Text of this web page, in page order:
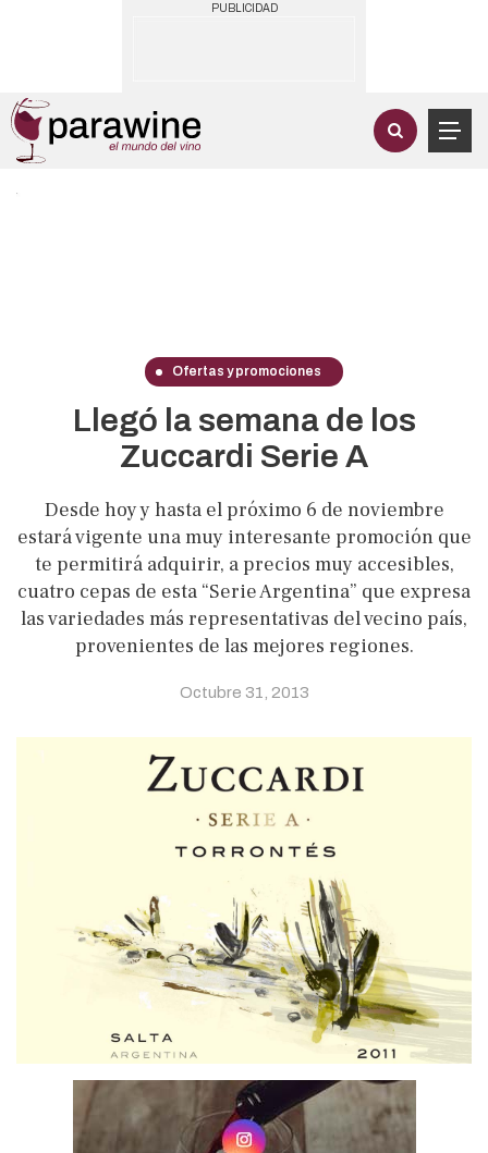
PUBLICIDAD
Ofertas y promociones
Llegó la semana de los
Zuccardi Serie A
Desde hoy y hasta el próximo 6 de noviembre
estará vigente una muy interesante promoción que
te permitirá adquirir, a precios muy accesibles,
cuatro cepas de esta “Serie Argentina” que expresa
las variedades más representativas del vecino país,
provenientes de las mejores regiones.
Octubre 31, 2013